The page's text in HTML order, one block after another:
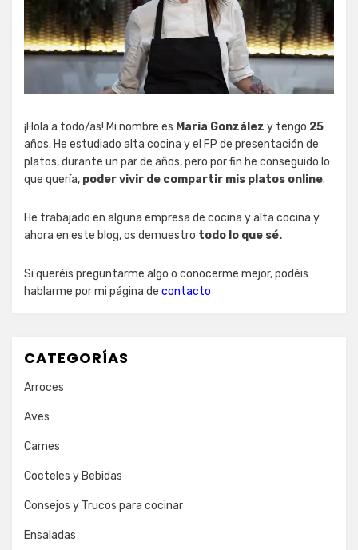
¡Hola a todo/as! Mi nombre es Maria González y tengo 25
años. He estudiado alta cocina y el FP de presentación de
platos, durante un par de años, pero por fin he conseguido lo
que quería, poder vivir de compartir mis platos online.
He trabajado en alguna empresa de cocina y alta cocina y
ahora en este blog, os demuestro todo lo que sé.
Si queréis preguntarme algo o conocerme mejor, podéis
hablarme por mi página de contacto
CATEGORÍAS
Arroces
Aves
Carnes
Cocteles y Bebidas
Consejos y Trucos para cocinar
Ensaladas